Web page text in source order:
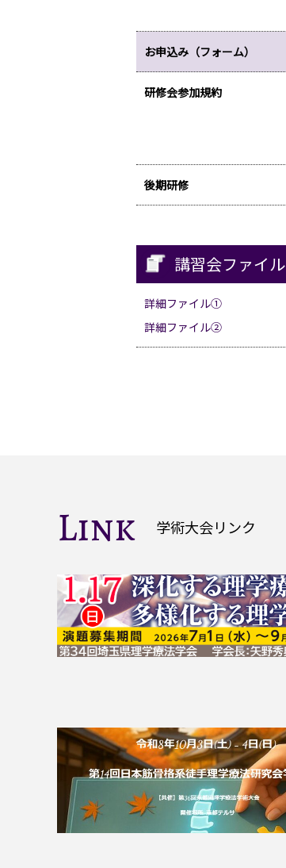
お申込み（フォーム）
研修会参加規約
後期研修
講習会ファイル
詳細ファイル①
詳細ファイル②
Link 学術大会リンク